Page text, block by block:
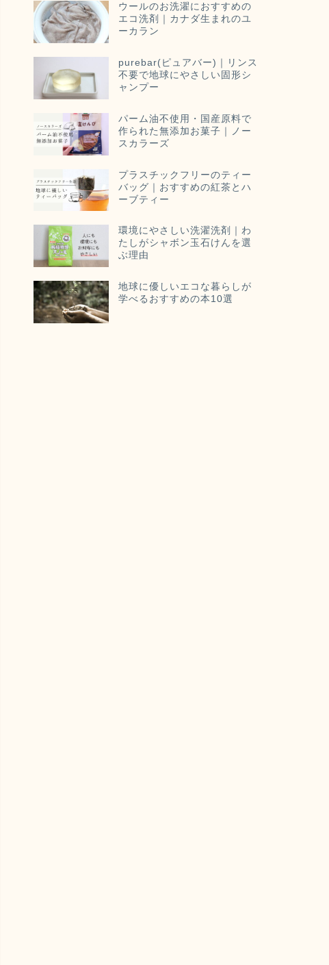
ウールのお洗濯におすすめの
エコ洗剤｜カナダ生まれのユ
ーカラン
purebar(ピュアバー)｜リンス
不要で地球にやさしい固形シ
ャンプー
パーム油不使用・国産原料で
作られた無添加お菓子｜ノー
スカラーズ
プラスチックフリーのティー
バッグ｜おすすめの紅茶とハ
ーブティー
環境にやさしい洗濯洗剤｜わ
たしがシャボン玉石けんを選
ぶ理由
地球に優しいエコな暮らしが
学べるおすすめの本10選